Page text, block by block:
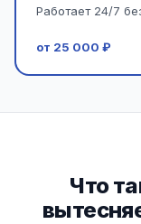
Работает 24/7
от 25 000 ₽
Что